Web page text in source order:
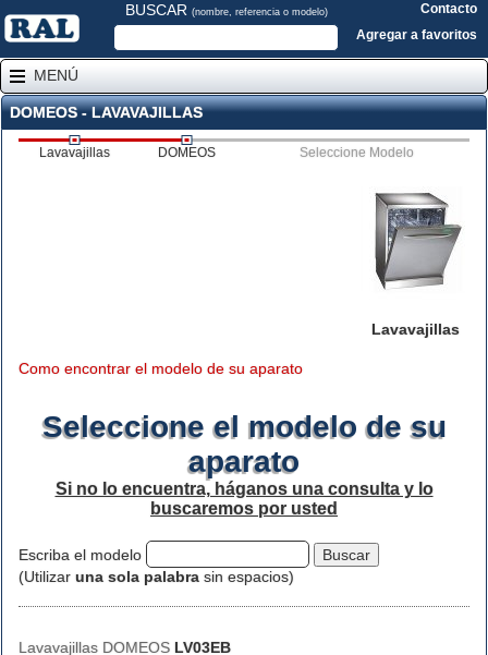
BUSCAR (nombre, referencia o modelo)
Contacto
Agregar a favoritos
MENÚ
DOMEOS - LAVAVAJILLAS
Lavavajillas DOMEOS Seleccione Modelo
Lavavajillas
Como encontrar el modelo de su aparato
Seleccione el modelo de su
aparato
Si no lo encuentra, háganos una consulta y lo
buscaremos por usted
Escriba el modelo
(Utilizar una sola palabra sin espacios)
Lavavajillas DOMEOS LV03EB